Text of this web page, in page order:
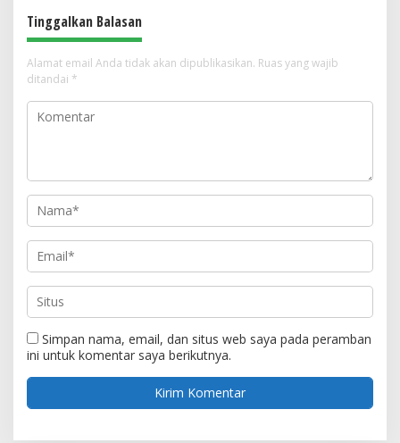
Tinggalkan Balasan
Alamat email Anda tidak akan dipublikasikan. Ruas yang wajib
ditandai *
Simpan nama, email, dan situs web saya pada peramban
ini untuk komentar saya berikutnya.